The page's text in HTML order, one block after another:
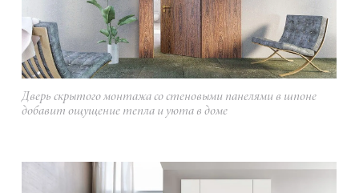
Дверь скрытого монтажа со стеновыми панелями в шпоне
добавит ощущение тепла и уюта в доме